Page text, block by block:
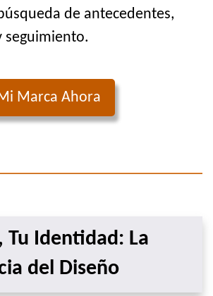
de antecedentes,
seguimiento.
Marca Ahora
Tu Identidad: La
del Diseño